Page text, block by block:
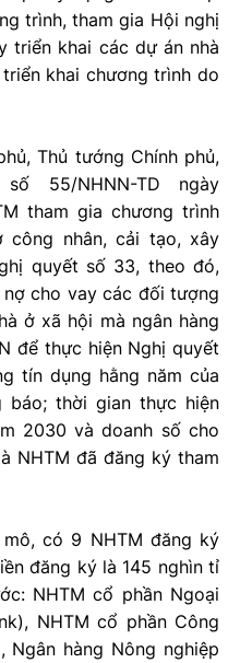
trình, tham gia Hội nghị
triển khai các dự án nhà
khai chương trình do
Thủ tướng Chính phủ,
55/NHNN-TD ngày
tham gia chương trình
nhân, cải tạo, xây
quyết số 33, theo đó,
cho vay các đối tượng
ở xã hội mà ngân hàng
để thực hiện Nghị quyết
tín dụng hằng năm của
thời gian thực hiện
2030 và doanh số cho
NHTM đã đăng ký tham
có 9 NHTM đăng ký
đăng ký là 145 nghìn tỉ
NHTM cổ phần Ngoại
NHTM cổ phần Công
Ngân hàng Nông nghiệp